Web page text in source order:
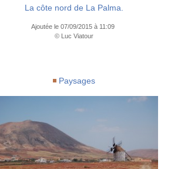
La côte nord de La Palma.
Ajoutée le 07/09/2015 à 11:09
© Luc Viatour
Paysages